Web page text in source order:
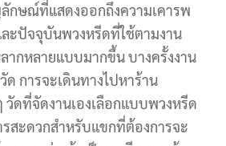
กษณ์ที่แสดงออกถึงความเคารพ
ะปัจจุบันพวงหรีดที่ใช้ตามงาน
ากหลายแบบมากขึ้น บางครั้งงาน
การจะเดินทางไปหาร้าน
ดที่จัดงานเองเลือกแบบพวงหรีด
รสะดวกสำหรับแขกที่ต้องการจะ